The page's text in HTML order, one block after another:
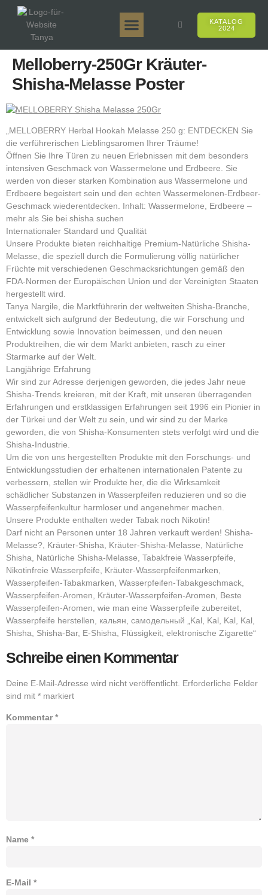
KATALOG
2024
Melloberry-250Gr Kräuter-
Shisha-Melasse Poster
„MELLOBERRY Herbal Hookah Melasse 250 g: ENTDECKEN Sie
die verführerischen Lieblingsaromen Ihrer Träume!
Öffnen Sie Ihre Türen zu neuen Erlebnissen mit dem besonders
intensiven Geschmack von Wassermelone und Erdbeere. Sie
werden von dieser starken Kombination aus Wassermelone und
Erdbeere begeistert sein und den echten Wassermelonen-Erdbeer-
Geschmack wiederentdecken. Inhalt: Wassermelone, Erdbeere –
mehr als Sie bei shisha suchen
Internationaler Standard und Qualität
Unsere Produkte bieten reichhaltige Premium-Natürliche Shisha-
Melasse, die speziell durch die Formulierung völlig natürlicher
Früchte mit verschiedenen Geschmacksrichtungen gemäß den
FDA-Normen der Europäischen Union und der Vereinigten Staaten
hergestellt wird.
Tanya Nargile, die Marktführerin der weltweiten Shisha-Branche,
entwickelt sich aufgrund der Bedeutung, die wir Forschung und
Entwicklung sowie Innovation beimessen, und den neuen
Produktreihen, die wir dem Markt anbieten, rasch zu einer
Starmarke auf der Welt.
Langjährige Erfahrung
Wir sind zur Adresse derjenigen geworden, die jedes Jahr neue
Shisha-Trends kreieren, mit der Kraft, mit unseren überragenden
Erfahrungen und erstklassigen Erfahrungen seit 1996 ein Pionier in
der Türkei und der Welt zu sein, und wir sind zu der Marke
geworden, die von Shisha-Konsumenten stets verfolgt wird und die
Shisha-Industrie.
Um die von uns hergestellten Produkte mit den Forschungs- und
Entwicklungsstudien der erhaltenen internationalen Patente zu
verbessern, stellen wir Produkte her, die die Wirksamkeit
schädlicher Substanzen in Wasserpfeifen reduzieren und so die
Wasserpfeifenkultur harmloser und angenehmer machen.
Unsere Produkte enthalten weder Tabak noch Nikotin!
Darf nicht an Personen unter 18 Jahren verkauft werden! Shisha-
Melasse?, Kräuter-Shisha, Kräuter-Shisha-Melasse, Natürliche
Shisha, Natürliche Shisha-Melasse, Tabakfreie Wasserpfeife,
Nikotinfreie Wasserpfeife, Kräuter-Wasserpfeifenmarken,
Wasserpfeifen-Tabakmarken, Wasserpfeifen-Tabakgeschmack,
Wasserpfeifen-Aromen, Kräuter-Wasserpfeifen-Aromen, Beste
Wasserpfeifen-Aromen, wie man eine Wasserpfeife zubereitet,
Wasserpfeife herstellen, кальян, самодельный „Kal, Kal, Kal, Kal,
Shisha, Shisha-Bar, E-Shisha, Flüssigkeit, elektronische Zigarette“
Schreibe einen Kommentar
Deine E-Mail-Adresse wird nicht veröffentlicht. Erforderliche Felder
sind mit * markiert
Kommentar*
Name *
E-Mail *